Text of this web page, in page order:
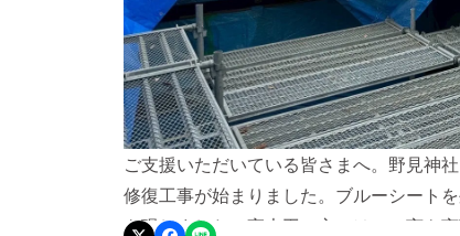
ご支援いただいている皆さまへ。野見神
修復工事が始まりました。ブルーシート
を現しました。宮大工の方々は、一言も